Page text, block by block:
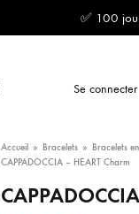
✅ 100
Se connecter
Accueil » Bracelets » Bracelets
CAPPADOCCIA – HEART Charm